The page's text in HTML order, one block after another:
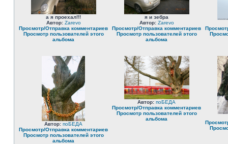
а я проехал!!!
Автор: Zarevo
Просмотр/Отправка комментариев
Просмотр пользователей этого
альбома
я и зебра
Автор: Zarevo
Просмотр/Отправка комментариев
Просмотр пользователей этого
альбома
Автор: поБЕДА
Просмотр/Отправка комментариев
Просмотр пользователей этого
альбома
Автор: поБЕДА
Просмотр/Отправка комментариев
Просмотр пользователей этого
альбома